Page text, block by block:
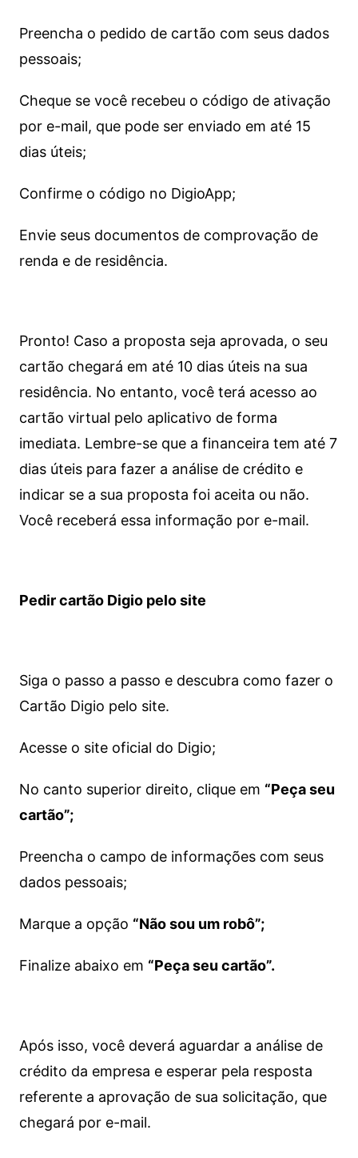
Preencha o pedido de cartão com seus dados
pessoais;
Cheque se você recebeu o código de ativação
por e-mail, que pode ser enviado em até 15
dias úteis;
Confirme o código no DigioApp;
Envie seus documentos de comprovação de
renda e de residência.
Pronto! Caso a proposta seja aprovada, o seu
cartão chegará em até 10 dias úteis na sua
residência. No entanto, você terá acesso ao
cartão virtual pelo aplicativo de forma
imediata. Lembre-se que a financeira tem até 7
dias úteis para fazer a análise de crédito e
indicar se a sua proposta foi aceita ou não.
Você receberá essa informação por e-mail.
Pedir cartão Digio pelo site
Siga o passo a passo e descubra como fazer o
Cartão Digio pelo site.
Acesse o site oficial do Digio;
No canto superior direito, clique em “Peça seu
cartão”;
Preencha o campo de informações com seus
dados pessoais;
Marque a opção “Não sou um robô”;
Finalize abaixo em “Peça seu cartão”.
Após isso, você deverá aguardar a análise de
crédito da empresa e esperar pela resposta
referente a aprovação de sua solicitação, que
chegará por e-mail.